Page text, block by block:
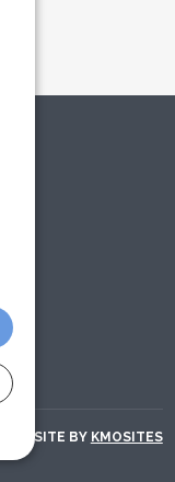
WEBSITE BY KMOSITES